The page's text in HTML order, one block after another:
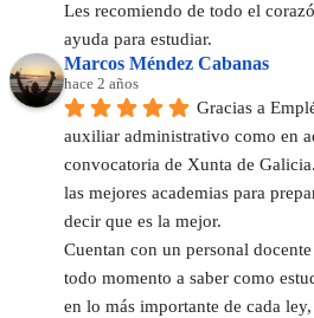
Les recomiendo de todo el
ayuda para estudiar.
Marcos Méndez Cabanas
hace 2 años
Gracias a
auxiliar administrativo como en
convocatoria de Xunta de
las mejores academias para
decir que es la mejor.
Cuentan con un personal
todo momento a saber como
en lo más importante de cada